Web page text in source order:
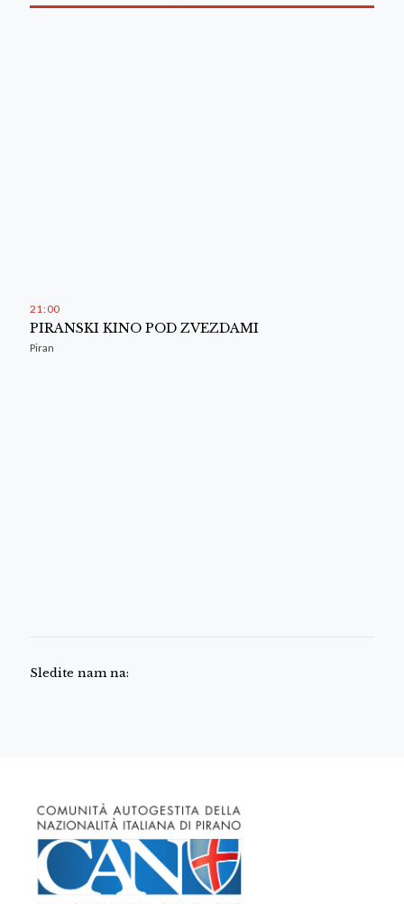
21 : 00
PIRANSKI KINO POD ZVEZDAMI
Piran
Sledite nam na: